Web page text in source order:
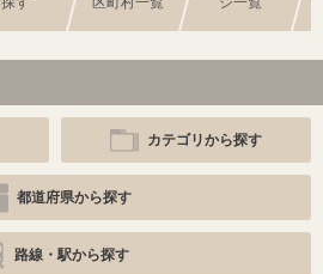
カテゴリから探す
都道府県から探す
路線・駅から探す